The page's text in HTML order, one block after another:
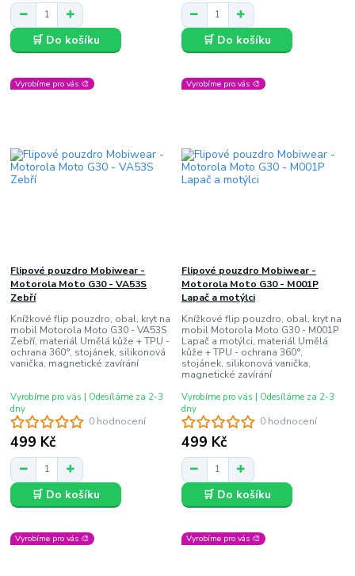
🛒 Do košíku 🛒 Do košíku
Vyrobíme pro vás 🎨
0 hodnocení
Flipové pouzdro Mobiwear -
Motorola Moto G30 - VA53S
Zebří
Knížkové flip pouzdro, obal, kryt na
mobil Motorola Moto G30 - VA53S
Zebří, materiál Umělá kůže + TPU -
ochrana 360°, stojánek, silikonová
vanička, magnetické zavírání
499 Kč
Vyrobíme pro vás | Odesíláme za 2-3
dny
🛒 Do košíku
Vyrobíme pro vás 🎨
0 hodnocení
Flipové pouzdro Mobiwear -
Motorola Moto G30 - M001P
Lapač a motýlci
Knížkové flip pouzdro, obal, kryt na
mobil Motorola Moto G30 - M001P
Lapač a motýlci, materiál Umělá
kůže + TPU - ochrana 360°,
stojánek, silikonová vanička,
magnetické zavírání
499 Kč
Vyrobíme pro vás | Odesíláme za 2-3
dny
🛒 Do košíku
Vyrobíme pro vás 🎨 Vyrobíme pro vás 🎨